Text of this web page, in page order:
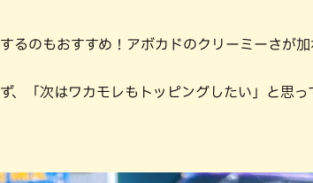
るのもおすすめ！アボカドのクリーミーさが
、「次はワカモレもトッピングしたい」と思